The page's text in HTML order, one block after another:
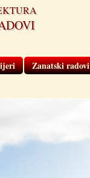
Zanatski radovi